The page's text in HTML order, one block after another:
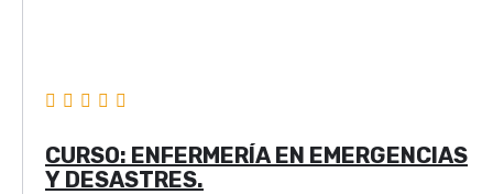
CURSO: ENFERMERÍA EN EMERGENCIAS
Y DESASTRES.